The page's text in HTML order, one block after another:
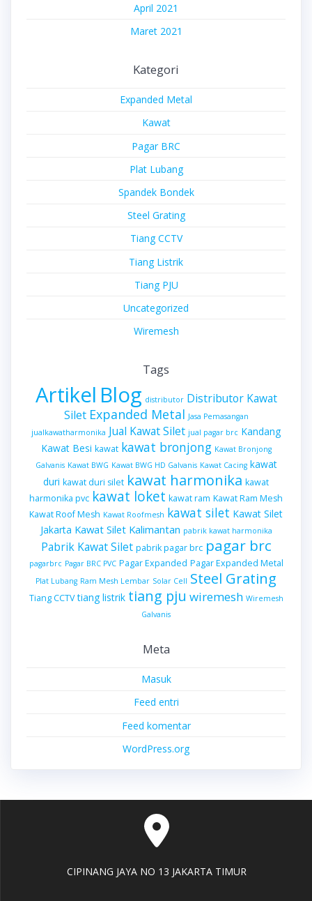
April 2021
Maret 2021
Kategori
Expanded Metal
Kawat
Pagar BRC
Plat Lubang
Spandek Bondek
Steel Grating
Tiang CCTV
Tiang Listrik
Tiang PJU
Uncategorized
Wiremesh
Tags
Artikel Blog distributor Distributor Kawat
Silet Expanded Metal Jasa Pemasangan
jualkawatharmonika Jual Kawat Silet jual pagar brc Kandang
Kawat Besi kawat kawat bronjong Kawat Bronjong
Galvanis Kawat BWG Kawat BWG HD Galvanis Kawat Cacing kawat
duri kawat duri silet kawat harmonika kawat
harmonika pvc kawat loket kawat ram Kawat Ram Mesh
Kawat Roof Mesh Kawat Roofmesh kawat silet Kawat Silet
Jakarta Kawat Silet Kalimantan pabrik kawat harmonika
Pabrik Kawat Silet pabrik pagar brc pagar brc
pagarbrc Pagar BRC PVC Pagar Expanded Pagar Expanded Metal
Plat Lubang Ram Mesh Lembar Solar Cell Steel Grating
Tiang CCTV tiang listrik tiang pju wiremesh Wiremesh
Galvanis
Meta
Masuk
Feed entri
Feed komentar
WordPress.org
CIPINANG JAYA NO 13 JAKARTA TIMUR